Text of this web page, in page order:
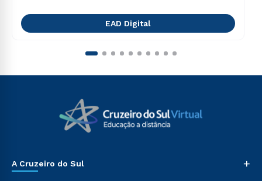
EAD Digital
A Cruzeiro do Sul +